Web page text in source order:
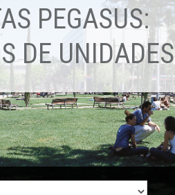
PEGASUS:
DE UNIDADES